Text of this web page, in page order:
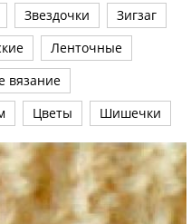
Звездочки
Зигзаг
Ленточные
вязание
Цветы Шишечки